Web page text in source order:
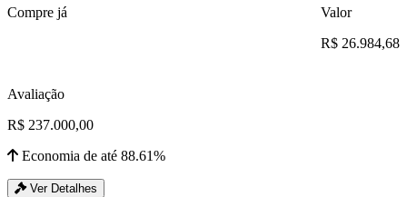
Compre já
Valor
R$ 26.984,68
Avaliação
R$ 237.000,00
Economia de até 88.61%
Ver Detalhes